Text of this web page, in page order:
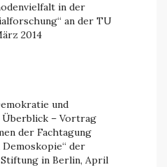
in der
an der TU
2014
und
Überblick – Vortrag
der Fachtagung
der
in Berlin, April